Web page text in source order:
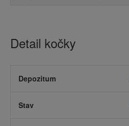
Detail kočky
Depozitum
Stav